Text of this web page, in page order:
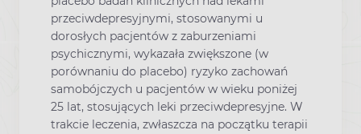
przeciwdepresyjnymi, stosowanymi u
dorosłych pacjentów z zaburzeniami
psychicznymi, wykazała zwiększone (w
porównaniu do placebo) ryzyko zachowań
samobójczych u pacjentów w wieku poniżej
25 lat, stosujących leki przeciwdepresyjne. W
trakcie leczenia, zwłaszcza na początku terapii